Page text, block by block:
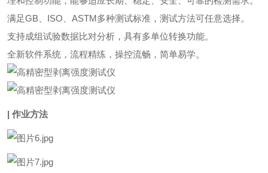
满足GB、ISO、ASTM多种测试标准，测试方法可任意选择。
支持成组试验数据比对分析，具有多单位转换功能。
全新软件系统，流程精练，操控流畅，简单易学。
| 作业方法